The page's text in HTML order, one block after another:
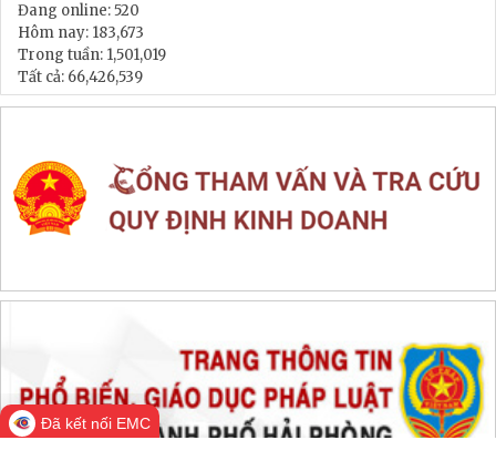
Đang online:520
Hôm nay: 183,673
Trong tuần: 1,501,019
Tất cả: 66,426,539
Đã kết nối EMC